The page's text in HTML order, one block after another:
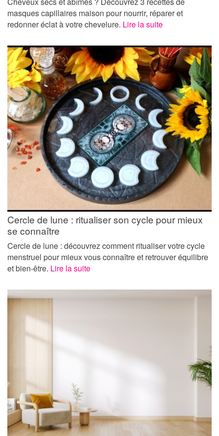
masques capillaires maison pour nourrir, réparer et
redonner éclat à votre chevelure. Lire la suite
Cercle de lune : ritualiser son cycle pour mieux
se connaître
Cercle de lune : découvrez comment ritualiser votre cycle
menstruel pour mieux vous connaître et retrouver équilibre
et bien-être. Lire la suite